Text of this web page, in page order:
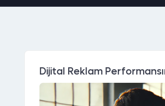
Dijital Reklam